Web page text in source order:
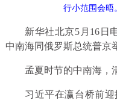
行小范围会
新华社北京5月16日
中南海同俄罗斯总统普京
孟夏时节的中南海，
习近平在瀛台桥前